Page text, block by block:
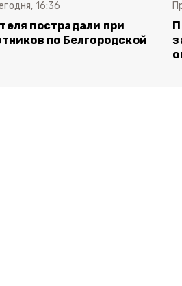
16:36
пострадали при
по Белгородской